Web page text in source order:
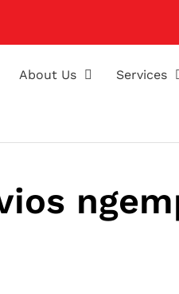
About Us Services